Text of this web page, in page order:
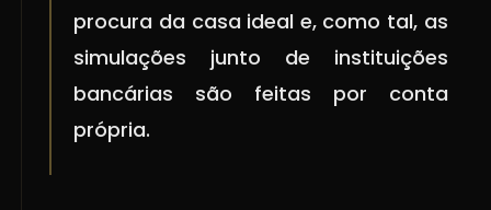
procura da casa ideal e, como tal, as
simulações junto de instituições
bancárias são feitas por conta
própria.